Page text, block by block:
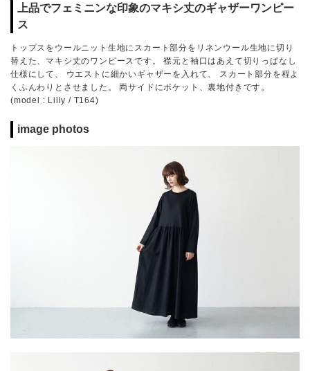
上品でフェミニンな印象のマキシ丈のギャザーワンピー
ス
トップスをウールニット生地にスカート部分をリネンウール生地に切り
替えた、マキシ丈のワンピースです。 襟元と袖口はあえて切りっぱなし
仕様にして、 ウエストに細かいギャザーを入れて、 スカート部分を程よ
くふんわりとさせました。 両サイドにポケット、裏地付きです。
(model : Lilly / T164)
image photos